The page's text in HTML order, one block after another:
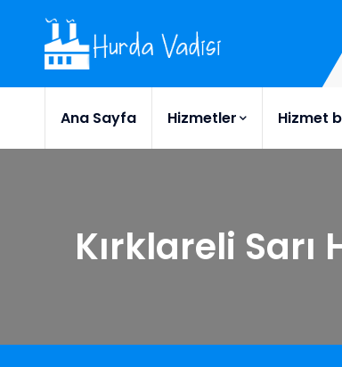
Ana Sayfa Hizmetler Hizmet
Kırklareli Sarı